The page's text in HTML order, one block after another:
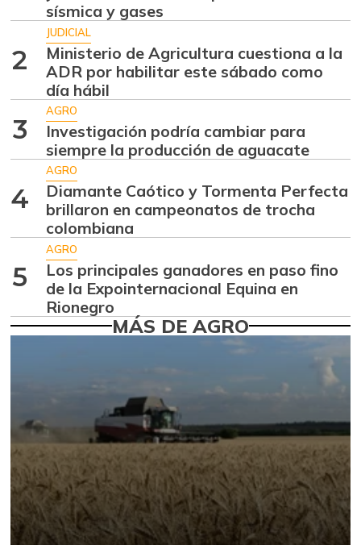
05/15/2021 -
Arroz excelso
07/25/2026
$ 3.563,00
-
Arveja enlatada
07/25/2026
Arveja verde seca
07/25/2026
$ 4.070,00
-
Atún en lata
04/12/2025
$ 30.882,00
-
Avena en hojuelas
07/25/2026
$ 9.304,00
Avena molida $ 12.197,00
-
$ 2.927,00
-0,10%
Azúcar refinada
07/25/2026
$ 3.373,00
-
Bagre rayado
entero congelado
07/25/2026
$ 32.000,00
-
sísmica y gases
2
JUDICIAL
Ministerio de Agricultura cuestiona a la
ADR por habilitar este sábado como
día hábil
3
AGRO
Investigación podría cambiar para
siempre la producción de aguacate
4
AGRO
Diamante Caótico y Tormenta Perfecta
brillaron en campeonatos de trocha
colombiana
5
AGRO
Los principales ganadores en paso fino
de la Expointernacional Equina en
Rionegro
MÁS DE AGRO